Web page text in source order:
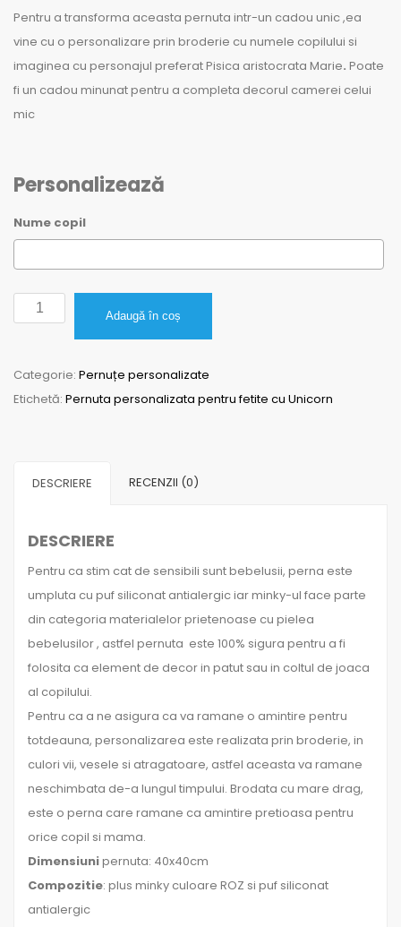
Pentru a transforma aceasta pernuta intr-un cadou unic ,ea
vine cu o personalizare prin broderie cu numele copilului si
imaginea cu personajul preferat Pisica aristocrata Marie. Poate
fi un cadou minunat pentru a completa decorul camerei celui
mic
Personalizează
Nume copil
Cantitate
Pernuta
pentru
fetite
Adaugă în coș
Categorie: Pernuțe personalizate
Etichetă: Pernuta personalizata pentru fetite cu Unicorn
DESCRIERE RECENZII (0)
DESCRIERE
Pentru ca stim cat de sensibili sunt bebelusii, perna este
umpluta cu puf siliconat antialergic iar minky-ul face parte
din categoria materialelor prietenoase cu pielea
bebelusilor , astfel pernuta este 100% sigura pentru a fi
folosita ca element de decor in patut sau in coltul de joaca
al copilului.
Pentru ca a ne asigura ca va ramane o amintire pentru
totdeauna, personalizarea este realizata prin broderie, in
culori vii, vesele si atragatoare, astfel aceasta va ramane
neschimbata de-a lungul timpului. Brodata cu mare drag,
este o perna care ramane ca amintire pretioasa pentru
orice copil si mama.
Dimensiunipernuta: 40x40cm
Compozitie: plus minky culoare ROZ si puf siliconat
antialergic